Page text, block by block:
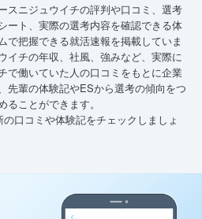
スニジュウイチの評判や口コミ、選考
ート、実際の選考内容を確認できる体
で把握できる就活速報を掲載していま
イチの年収、社風、強みなど、実際に
で働いていた人の口コミをもとに企業
先輩の体験記やESから選考の傾向をつ
ことができます。
の口コミや体験記をチェックしましょ